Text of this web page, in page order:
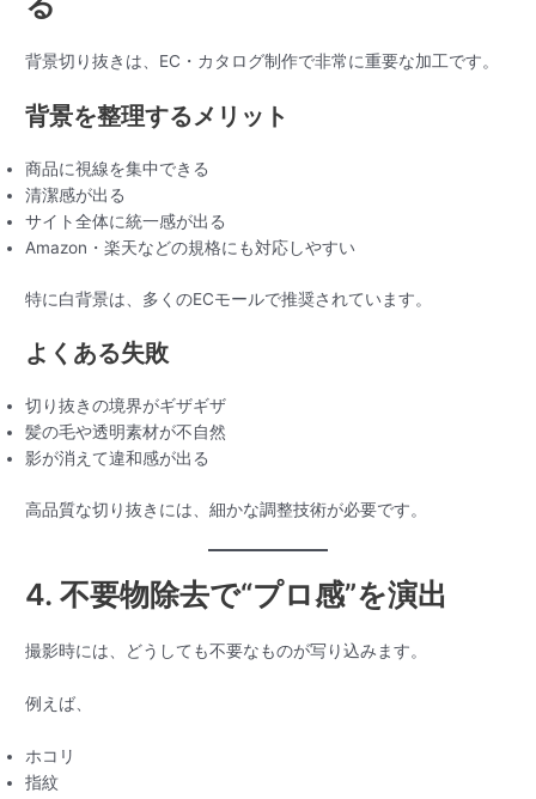
背景切り抜きは、EC・カタログ制作で非常に重要な加工です。
背景を整理するメリット
商品に視線を集中できる
清潔感が出る
サイト全体に統一感が出る
Amazon・楽天などの規格にも対応しやすい
特に白背景は、多くのECモールで推奨されています。
よくある失敗
切り抜きの境界がギザギザ
髪の毛や透明素材が不自然
影が消えて違和感が出る
高品質な切り抜きには、細かな調整技術が必要です。
4. 不要物除去で“プロ感”を演出
撮影時には、どうしても不要なものが写り込みます。
例えば、
ホコリ
指紋